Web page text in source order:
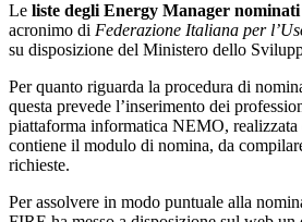
Le liste degli Energy Manager
acronimo di Federazione Italiana per
su disposizione del Ministero dello
Per quanto riguarda la procedura di
questa prevede l’inserimento dei
piattaforma informatica NEMO, realizzata
contiene il modulo di nomina, da
richieste.
Per assolvere in modo puntuale alla